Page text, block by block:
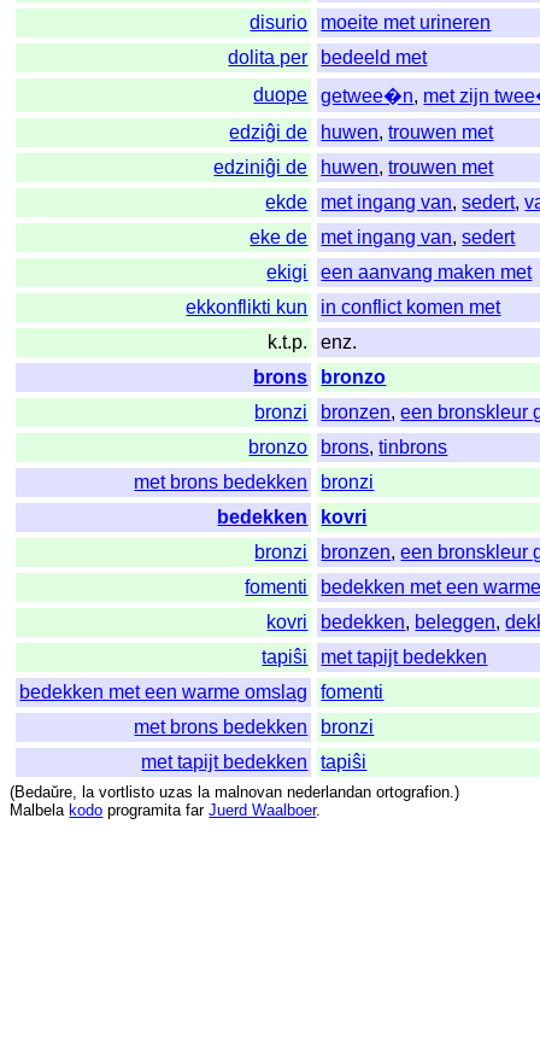
disurio
moeite met urineren
dolita per
bedeeld met
duope
getwee�n, met zijn
edziĝi de
huwen,trouwen met
edziniĝi de
huwen,trouwen met
ekde
met ingang van,sedert,
eke de
met ingang van,sedert
ekigi
een aanvang maken met
ekkonflikti kun
in conflict komen met
k.t.p.
enz.
brons
bronzo
bronzi
bronzen,een bronskleur
bronzo
brons,tinbrons
met brons bedekken
bronzi
bedekken
kovri
bronzi
bronzen,een bronskleur
fomenti
bedekken met een
kovri
bedekken, beleggen,
tapiŝi
met tapijt bedekken
bedekken met een warme omslag
fomenti
met brons bedekken
bronzi
met tapijt bedekken
tapiŝi
(Bedaŭre, la vortlisto uzas la malnovan nederlandan ortografion.)
Malbela kodo programita far Juerd Waalboer.